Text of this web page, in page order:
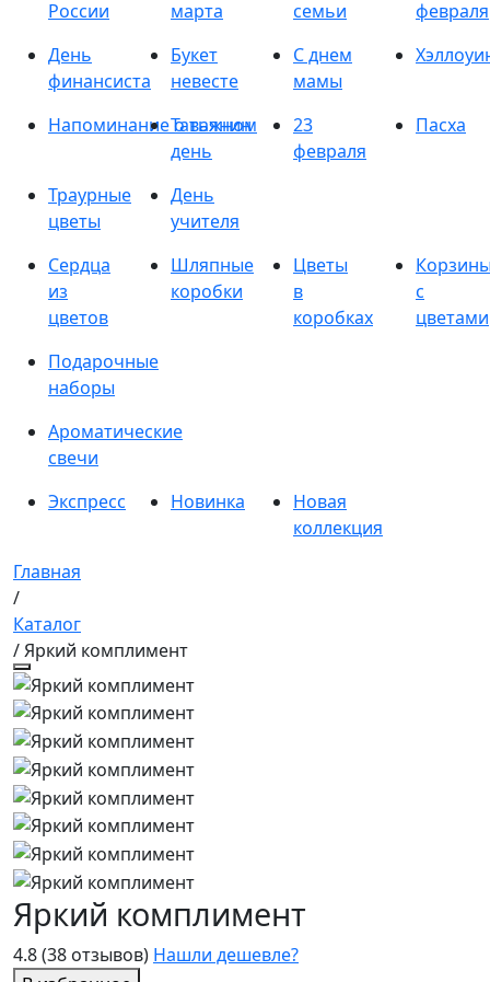
России
марта
семьи
февраля
День
финансиста
Букет
невесте
С днем
мамы
Напоминание о важном
Татьянин
день
23
февраля
Пасха
Траурные
цветы
День
учителя
Сердца
из
цветов
Шляпные
коробки
Цветы
в
коробках
с
цветами
Подарочные
наборы
Ароматические
свечи
Экспресс
Новинка
Новая
коллекция
Главная
/
Каталог
/ Яркий комплимент
4.8(38 отзывов) Нашли дешевле?
Яркий комплимент